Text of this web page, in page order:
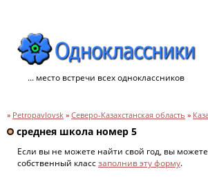
... место встречи всех одноклассников
» Petropavlovsk » Северо-Казахстанская область »
среднея школа номер 5
Если вы не можете найти свой год, вы можете
собственный классзаполнив эту форму.